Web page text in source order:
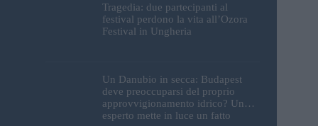
Tragedia: due partecipanti al
festival perdono la vita all’Ozora
Festival in Ungheria
Un Danubio in secca: Budapest
deve preoccuparsi del proprio
approvvigionamento idrico? Un
esperto mette in luce un fatto